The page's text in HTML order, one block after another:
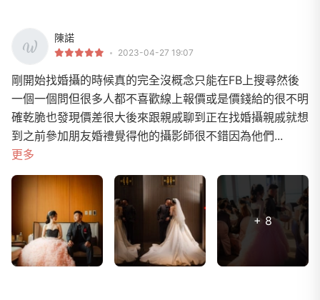
陳諾
2023-04-27 19:07
剛開始找婚攝的時候真的完全沒概念只能在FB上搜尋然後
一個一個問但很多人都不喜歡線上報價或是價錢給的很不明
確乾脆也發現價差很大後來跟親戚聊到正在找婚攝親戚就想
到之前參加朋友婚禮覺得他的攝影師很不錯因為他們...
更多
+ 8